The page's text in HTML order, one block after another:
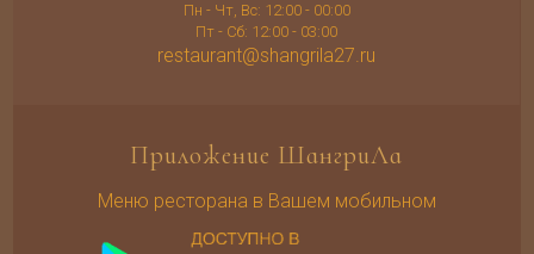
Пн - Чт, Вс: 12:00 - 00:00
Пт - Сб: 12:00 - 03:00
restaurant@shangrila27.ru
Приложение ШангриЛа
Меню ресторана в Вашем мобильном